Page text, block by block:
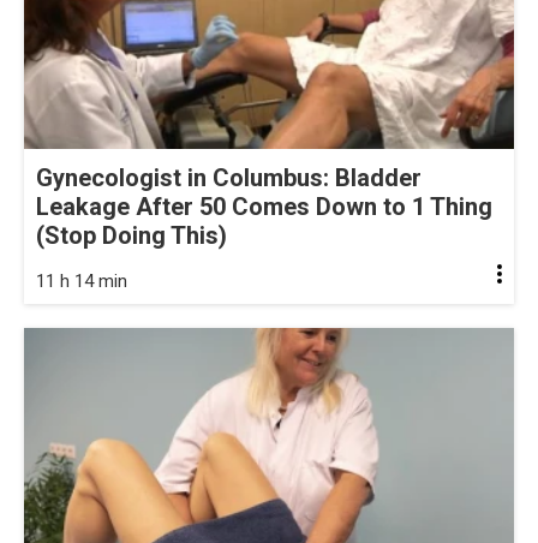
Gynecologist in Columbus: Bladder
Leakage After 50 Comes Down to 1 Thing
(Stop Doing This)
11 h 14 min